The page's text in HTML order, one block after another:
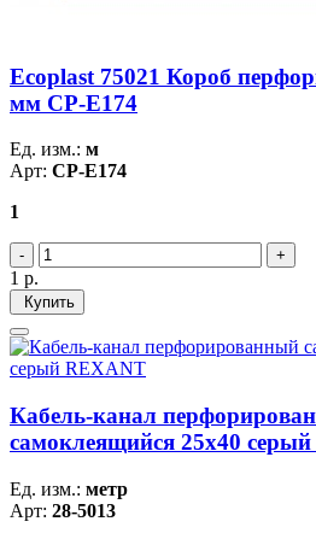
Ecoplast 75021 Короб
мм CP-E174
Ед. изм.: м
Арт: CP-E174
1
1 р.
Купить
Кабель-канал
самоклеящийся 25х40
Ед. изм.: метр
Арт: 28-5013